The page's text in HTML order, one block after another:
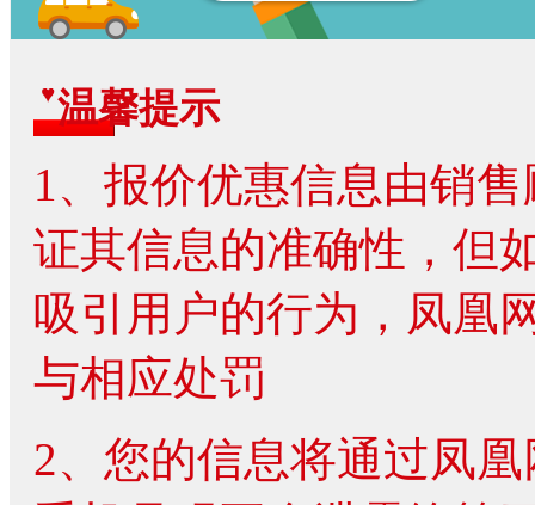
温馨提示
1、报价优惠信息由销
证其信息的准确性，但
吸引用户的行为，凤凰
与相应处罚
2、您的信息将通过凤